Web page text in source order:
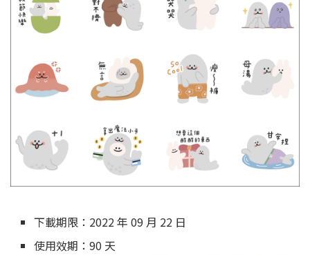
下載期限：2022 年 09 月 22 日
使用效期：90 天